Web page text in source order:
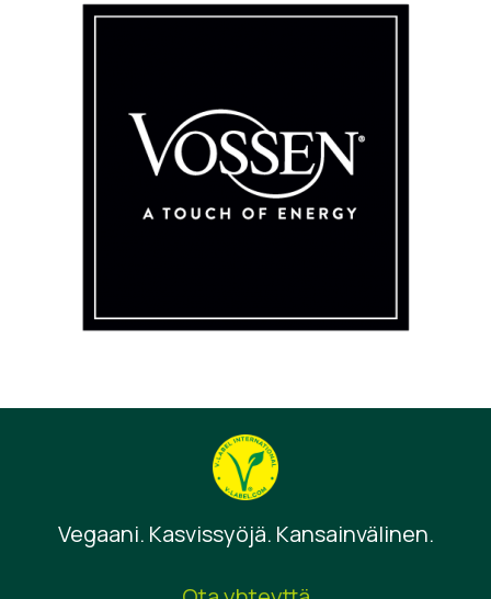
Vegaani. Kasvissyöjä. Kansainvälinen.